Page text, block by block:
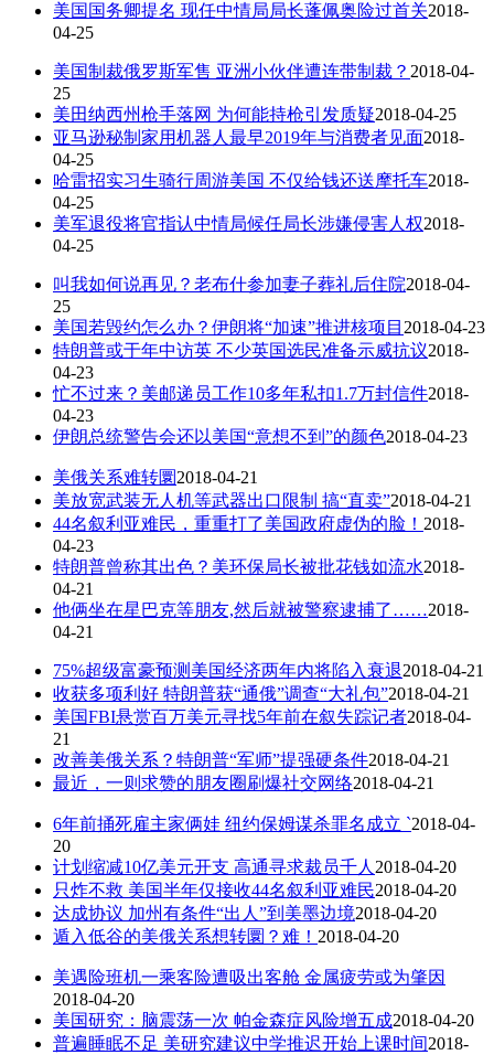
美国国务卿提名 现任中情局局长蓬佩奥险过首关2018-
04-25
美国制裁俄罗斯军售 亚洲小伙伴遭连带制裁？ 2018-04-
25
美田纳西州枪手落网 为何能持枪引发质疑2018-04-25
亚马逊秘制家用机器人最早2019年与消费者见面2018-
04-25
哈雷招实习生骑行周游美国 不仅给钱还送摩托车2018-
04-25
美军退役将官指认中情局候任局长涉嫌侵害人权2018-
04-25
叫我如何说再见？老布什参加妻子葬礼后住院2018-04-
25
美国若毁约怎么办？伊朗将“加速”推进核项目 2018-04-23
特朗普或于年中访英 不少英国选民准备示威抗议2018-
04-23
忙不过来？美邮递员工作10多年私扣1.7万封信件2018-
04-23
伊朗总统警告会还以美国“意想不到”的颜色2018-04-23
美俄关系难转圜2018-04-21
美放宽武装无人机等武器出口限制 搞“直卖”2018-04-21
44名叙利亚难民，重重打了美国政府虚伪的脸！ 2018-
04-23
特朗普曾称其出色？美环保局长被批花钱如流水2018-
04-21
他俩坐在星巴克等朋友,然后就被警察逮捕了……2018-
04-21
75%超级富豪预测美国经济两年内将陷入衰退2018-04-21
收获多项利好 特朗普获“通俄”调查“大礼包”2018-04-21
美国FBI悬赏百万美元寻找5年前在叙失踪记者2018-04-
21
改善美俄关系？特朗普“军师”提强硬条件2018-04-21
最近，一则求赞的朋友圈刷爆社交网络2018-04-21
6年前捅死雇主家俩娃 纽约保姆谋杀罪名成立 `2018-04-
20
计划缩减10亿美元开支 高通寻求裁员千人2018-04-20
只炸不救 美国半年仅接收44名叙利亚难民2018-04-20
达成协议 加州有条件“出人”到美墨边境2018-04-20
遁入低谷的美俄关系想转圜？难！ 2018-04-20
美遇险班机一乘客险遭吸出客舱 金属疲劳或为肇因
2018-04-20
美国研究：脑震荡一次 帕金森症风险增五成2018-04-20
普遍睡眠不足 美研究建议中学推迟开始上课时间2018-